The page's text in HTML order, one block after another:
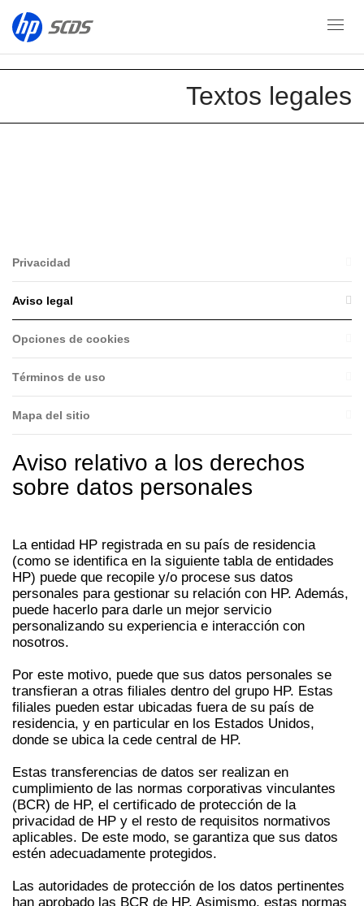
Aviso legal
Textos legales
Privacidad
Aviso legal
Opciones de cookies
Términos de uso
Mapa del sitio
Aviso relativo a los derechos
sobre datos personales
La entidad HP registrada en su país de residencia
(como se identifica en la siguiente tabla de entidades
HP) puede que recopile y/o procese sus datos
personales para gestionar su relación con HP. Además,
puede hacerlo para darle un mejor servicio
personalizando su experiencia e interacción con
nosotros.
Por este motivo, puede que sus datos personales se
transfieran a otras filiales dentro del grupo HP. Estas
filiales pueden estar ubicadas fuera de su país de
residencia, y en particular en los Estados Unidos,
donde se ubica la cede central de HP.
Estas transferencias de datos ser realizan en
cumplimiento de las normas corporativas vinculantes
(BCR) de HP, el certificado de protección de la
privacidad de HP y el resto de requisitos normativos
aplicables. De este modo, se garantiza que sus datos
estén adecuadamente protegidos.
Las autoridades de protección de los datos pertinentes
han aprobado las BCR de HP. Asimismo, estas normas